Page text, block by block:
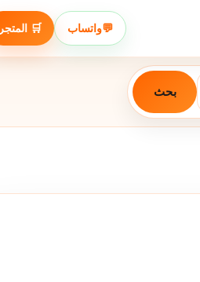
💬واتساب 🛒 المتجر
بحث